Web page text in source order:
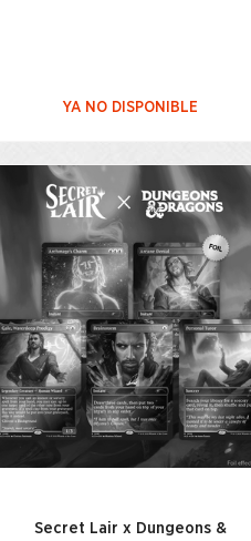
YA NO DISPONIBLE
Secret Lair x Dungeons &